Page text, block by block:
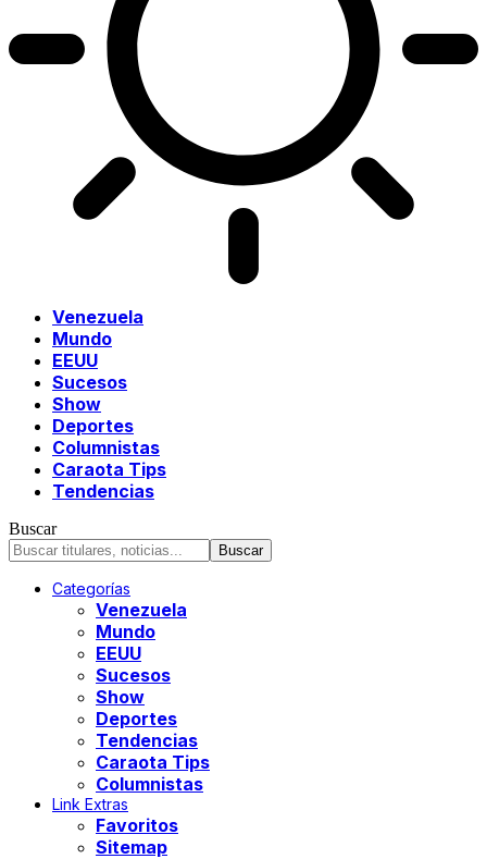
Venezuela
Mundo
EEUU
Sucesos
Show
Deportes
Columnistas
Caraota Tips
Tendencias
Buscar
Categorías
Venezuela
Mundo
EEUU
Sucesos
Show
Deportes
Tendencias
Caraota Tips
Columnistas
Link Extras
Favoritos
Sitemap